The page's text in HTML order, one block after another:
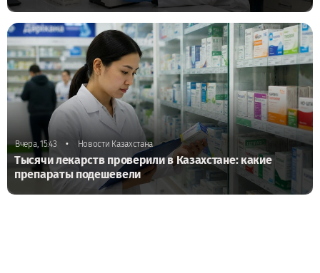
Вчера, 15:43 • Новости Казахстана
Тысячи лекарств проверили в Казахстане: какие
препараты подешевели